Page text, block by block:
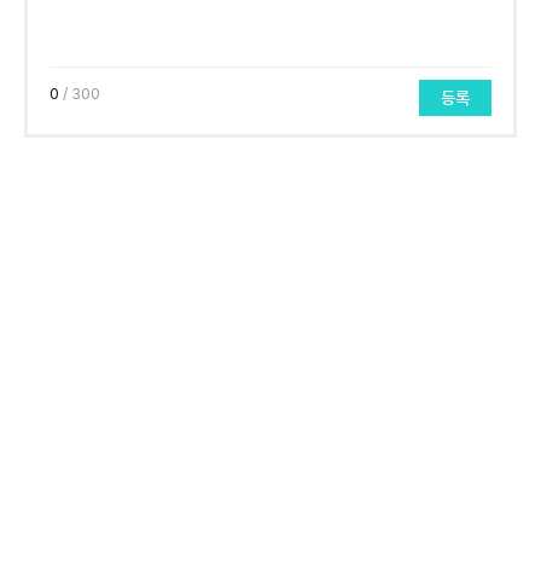
0 / 300 등록